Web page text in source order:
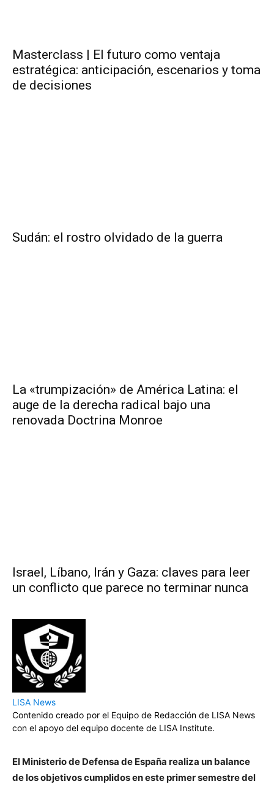
Masterclass | El futuro como ventaja
estratégica: anticipación, escenarios y toma
de decisiones
Sudán: el rostro olvidado de la guerra
La «trumpización» de América Latina: el
auge de la derecha radical bajo una
renovada Doctrina Monroe
Israel, Líbano, Irán y Gaza: claves para leer
un conflicto que parece no terminar nunca
LISA News
Contenido creado por el Equipo de Redacción de LISA News
con el apoyo del equipo docente de LISA Institute.
El Ministerio de Defensa de España realiza un balance
de los objetivos cumplidos en este primer semestre del